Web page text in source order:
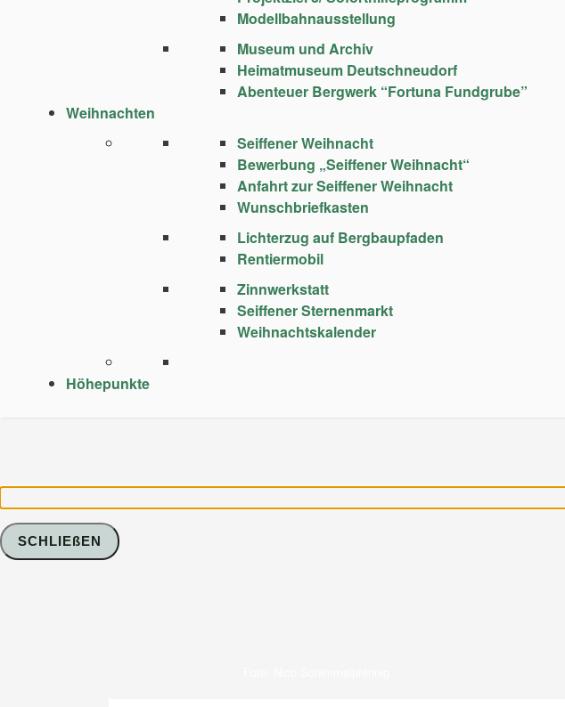
Modellbahnausstellung
Museum und Archiv
Heimatmuseum Deutschneudorf
Abenteuer Bergwerk “Fortuna Fundgrube”
Weihnachten
Seiffener Weihnacht
Bewerbung „Seiffener Weihnacht“
Anfahrt zur Seiffener Weihnacht
Wunschbriefkasten
Lichterzug auf Bergbaupfaden
Rentiermobil
Zinnwerkstatt
Seiffener Sternenmarkt
Weihnachtskalender
Höhepunkte
SCHLIEßEN